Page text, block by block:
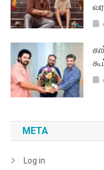
META
Log in